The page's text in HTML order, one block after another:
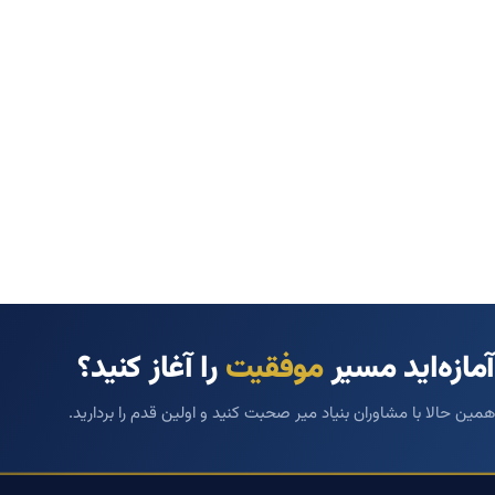
آمازه‌اید مسیرموفقیترا آغاز کنید؟
همین حالا با مشاوران بنیاد میر صحبت کنید و اولین قدم را بردارید.